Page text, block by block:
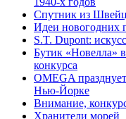
Спутник из
Идеи новогодних
S.T. Dupont:
Бутик «Новелла»
конкурса
OMEGA
Нью-Йорке
Внимание,
Хранители морей